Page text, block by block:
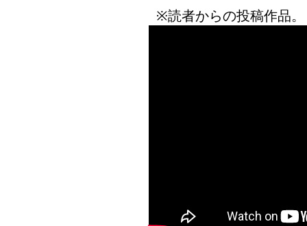
※読者からの投稿作品